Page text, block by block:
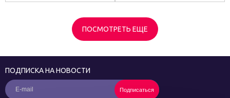
ПОСМОТРЕТЬ ЕЩЕ
ПОДПИСКА НА НОВОСТИ
Подписаться